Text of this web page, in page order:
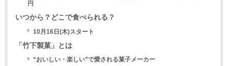
円
いつから？どこで食べられる？
10月16日(木)スタート
「竹下製菓」とは
“おいしい・楽しい”で愛される菓子メーカー